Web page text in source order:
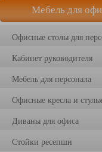
мебель
Мебель для
Офисные столы для
Кабинет руководителя
Мебель для персонала
Офисные кресла и стулья
Диваны для офиса
Стойки ресепшн